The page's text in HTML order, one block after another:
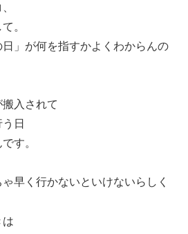
。
」が何を指すかよくわからんの
入されて
日
す。
早く行かないといけないらしく
は